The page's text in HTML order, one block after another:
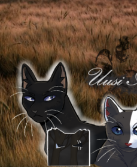
Siirry
sisältöön